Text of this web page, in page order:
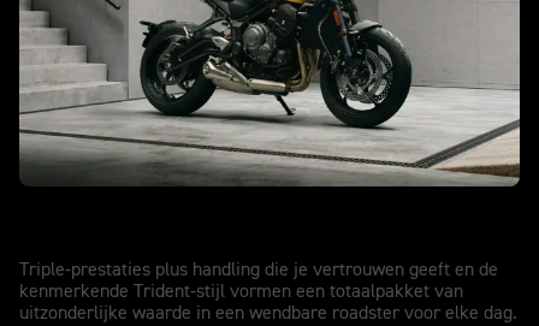
Triple-prestaties plus handling die je vertrouwen geeft en de
kenmerkende Trident-stijl vormen een totaalpakket van
uitzonderlijke waarde in een wendbare roadster voor elke dag.